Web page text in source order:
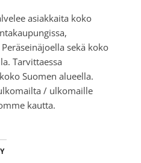
asiakkaita koko
sekä koko
Tarvittaessa
Suomen alueella.
/ ulkomaille
kautta.